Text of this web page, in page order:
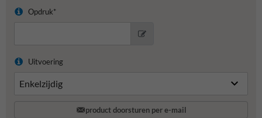
Opdruk*
Uitvoering
product doorsturen per e-mail